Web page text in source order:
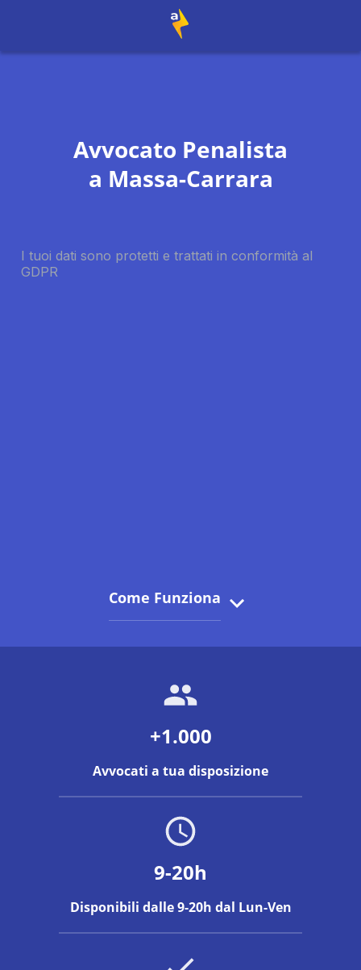
Avvocato Penalista
a Massa-Carrara
Come Funziona
+1.000
Avvocati a tua disposizione
9-20h
Disponibili dalle 9-20h dal Lun-Ven